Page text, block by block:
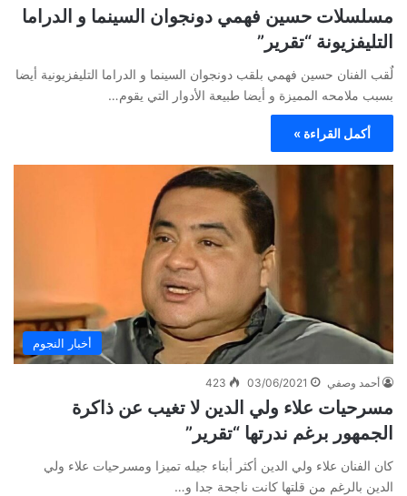
مسلسلات حسين فهمي دونجوان السينما و الدراما
التليفزيونة “تقرير”
لٌقب الفنان حسين فهمي بلقب دونجوان السينما و الدراما التليفزيونية أيضا
بسبب ملامحه المميزة و أيضا طبيعة الأدوار التي يقوم…
أكمل القراءة »
أخبار النجوم
أحمد وصفي 03/06/2021
423
مسرحيات علاء ولي الدين لا تغيب عن ذاكرة
الجمهور برغم ندرتها “تقرير”
كان الفنان علاء ولي الدين أكثر أبناء جيله تميزا ومسرحيات علاء ولي
الدين بالرغم من قلتها كانت ناجحة جدا و…